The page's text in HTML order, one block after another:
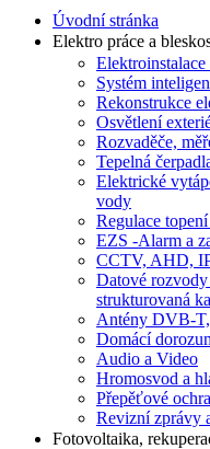
Úvodní stránka
Elektro práce a
Systém
Rekonstrukce
Osvětlení
Rozvaděče,
Tepelná
Elektrické
vody
Regulace
EZS -Alarm a
CCTV, AHD,
Datové
strukturovaná
Antény DVB-
Domácí
Audio a Video
Hromosvod a
Přepěťové
Revizní zprávy
Fotovoltaika,